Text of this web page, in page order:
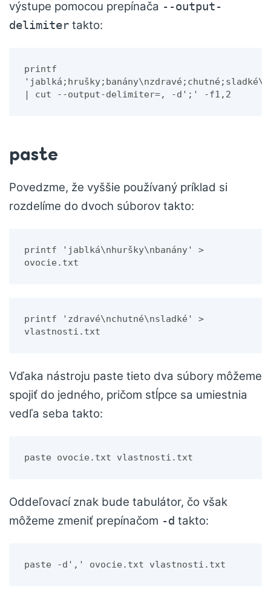
výstupe pomocou prepínača --output-
delimiter takto:
printf
| cut --output-delimiter=, -d';' -f1,2
paste
Povedzme, že vyššie používaný príklad si
rozdelíme do dvoch súborov takto:
printf 'jablká\nhuršky\nbanány' >
ovocie.txt
printf 'zdravé\nchutné\nsladké' >
vlastnosti.txt
Vďaka nástroju paste tieto dva súbory môžeme
spojiť do jedného, pričom stĺpce sa umiestnia
vedľa seba takto:
paste ovocie.txt vlastnosti.txt
Oddeľovací znak bude tabulátor, čo však
môžeme zmeniť prepínačom -d takto:
paste -d',' ovocie.txt vlastnosti.txt